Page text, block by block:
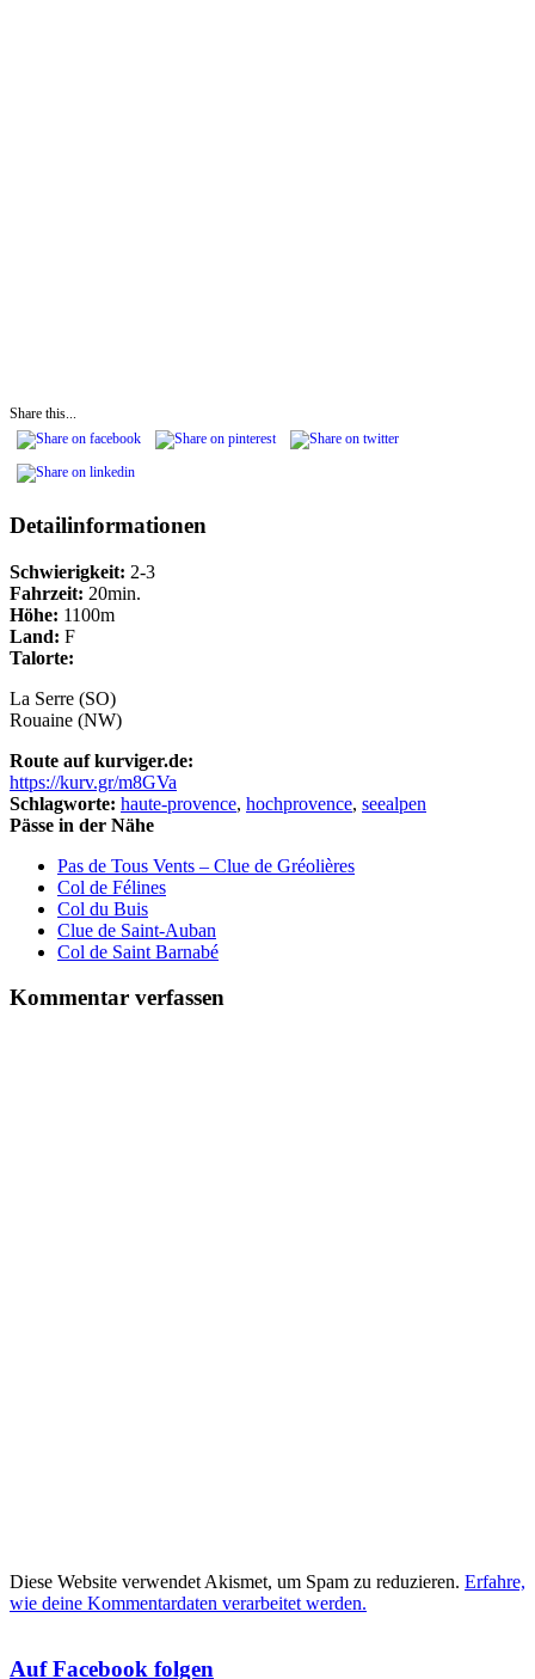
Share this...
Detailinformationen
Schwierigkeit: 2-3
Fahrzeit: 20min.
Höhe: 1100m
Land: F
Talorte:
La Serre (SO)
Rouaine (NW)
Route auf kurviger.de:
https://kurv.gr/m8GVa
Schlagworte: haute-provence, hochprovence, seealpen
Pässe in der Nähe
Pas de Tous Vents – Clue de Gréolières
Col de Félines
Col du Buis
Clue de Saint-Auban
Col de Saint Barnabé
Kommentar verfassen
Diese Website verwendet Akismet, um Spam zu reduzieren. Erfahre,
wie deine Kommentardaten verarbeitet werden.
Auf Facebook folgen